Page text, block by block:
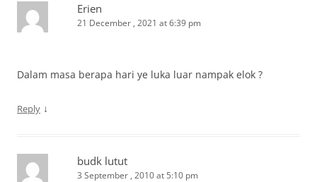
Erien
21 December , 2021 at 6:39 pm
Dalam masa berapa hari ye luka luar nampak elok ?
Reply ↓
budk lutut
3 September , 2010 at 5:10 pm